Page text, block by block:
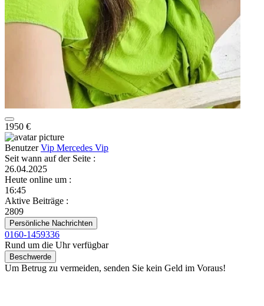
1950 €
BenutzerVip Mercedes Vip
Seit wann auf der Seite :
26.04.2025
Heute online um :
16:45
Aktive Beiträge :
2809
Persönliche Nachrichten
0160-1459336
Rund um die Uhr verfügbar
Beschwerde
Um Betrug zu vermeiden, senden Sie kein Geld im Voraus!